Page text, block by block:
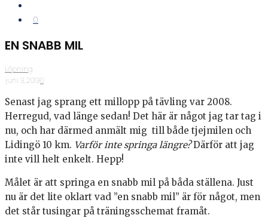
0
EN SNABB MIL
Löpning
·juni 3, 2013·0
Senast jag sprang ett millopp på tävling var 2008.
Herregud, vad länge sedan! Det här är något jag tar tag i
nu, och har därmed anmält mig till både tjejmilen och
Lidingö 10 km. Varför inte springa längre?Därför att jag
inte vill helt enkelt. Hepp!
Målet är att springa en snabb mil på båda ställena. Just
nu är det lite oklart vad ”en snabb mil” är för något, men
det står tusingar på träningsschemat framåt.